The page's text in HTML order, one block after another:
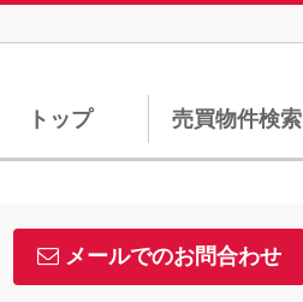
トップ 売買物件検索
メールでのお問合わせ